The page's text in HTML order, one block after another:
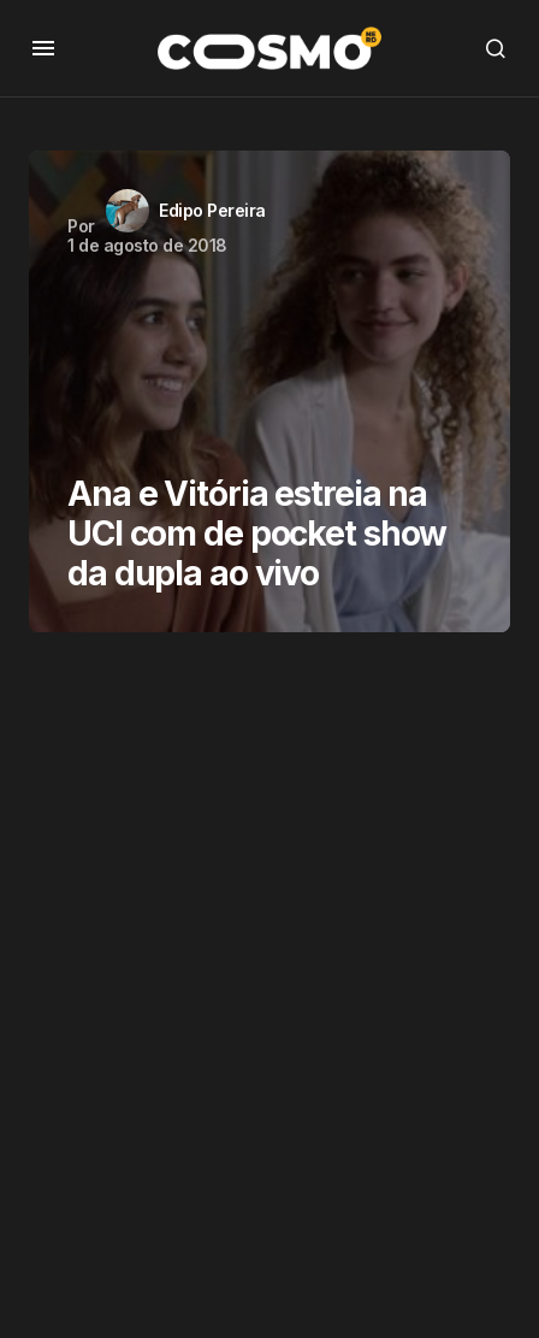
Por
Edipo Pereira
1 de agosto de 2018
Ana e Vitória estreia na
UCI com de pocket show
da dupla ao vivo